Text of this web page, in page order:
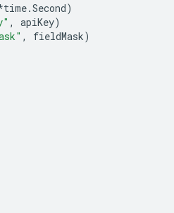
time.Second)
, apiKey)
, fieldMask)